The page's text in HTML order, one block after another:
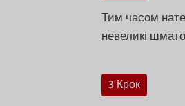
Тим часом
невеликі
3 Крок